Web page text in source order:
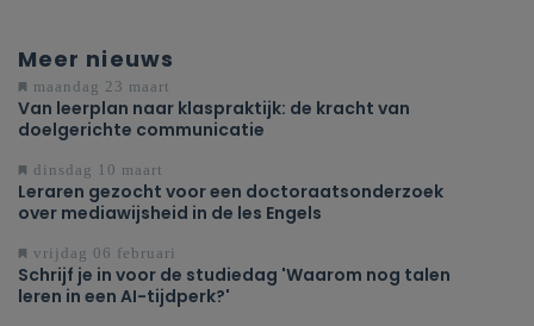
Meer nieuws
maandag 23 maart
Van leerplan naar klaspraktijk: de kracht van
doelgerichte communicatie
dinsdag 10 maart
Leraren gezocht voor een doctoraatsonderzoek
over mediawijsheid in de les Engels
vrijdag 06 februari
Schrijf je in voor de studiedag 'Waarom nog talen
leren in een AI-tijdperk?'